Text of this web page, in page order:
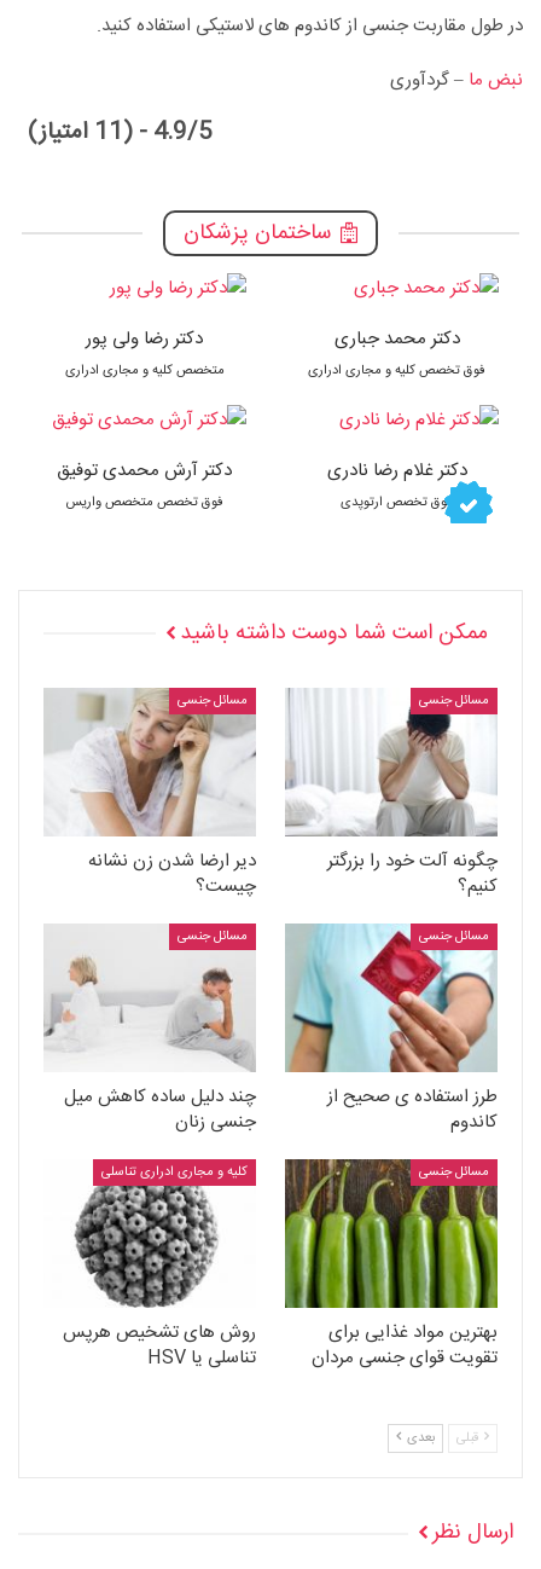
در طول‌ مقاربت‌ جنسی‌ از کاندوم‌ های‌ لاستیکی‌ استفاده‌ کنید.
نبض ما – گردآوری
4.9/5 - (11 امتیاز)
ساختمان پزشکان
دکتر محمد جباری
فوق تخصص کلیه و مجاری ادراری
دکتر غلام رضا نادری
فوق تخصص ارتوپدی
دکتر رضا ولی پور
متخصص کلیه و مجاری ادراری
دکتر آرش محمدی توفیق
فوق تخصص متخصص واریس
ممکن است شما دوست داشته باشید
مسائل جنسی
چگونه آلت خود را بزرگتر
کنیم؟
مسائل جنسی
دیر ارضا شدن زن نشانه
چیست؟
مسائل جنسی
طرز استفاده ی صحیح از
کاندوم
مسائل جنسی
چند دلیل ساده کاهش میل
جنسی زنان
مسائل جنسی
بهترین مواد غذایی برای
تقویت قوای جنسی مردان
کلیه و مجاری ادراری تناسلی
روش های تشخیص هرپس
تناسلی یا HSV
قبلی بعدی
ارسال نظر